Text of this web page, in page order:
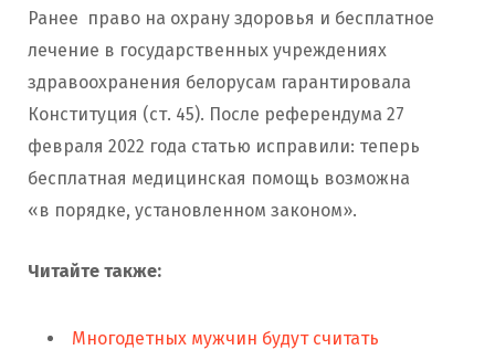
Ранее право на охрану здоровья и бесплатное
лечение в государственных учреждениях
здравоохранения белорусам гарантировала
Конституция (ст. 45). После референдума 27
февраля 2022 года статью исправили: теперь
бесплатная медицинская помощь возможна
«в порядке, установленном законом».
Читайте также:
Многодетных мужчин будут считать